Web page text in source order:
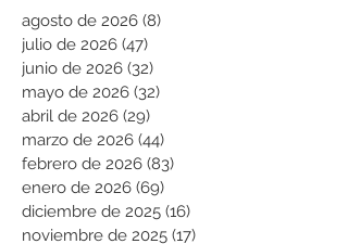
agosto de 2026 (8)
julio de 2026 (47)
junio de 2026 (32)
mayo de 2026 (32)
abril de 2026 (29)
marzo de 2026 (44)
febrero de 2026 (83)
enero de 2026 (69)
diciembre de 2025 (16)
noviembre de 2025 (17)